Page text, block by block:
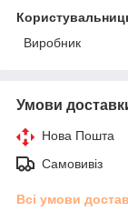
Виробник
Умови
Нова Пошта
Самовивіз
Всі умови